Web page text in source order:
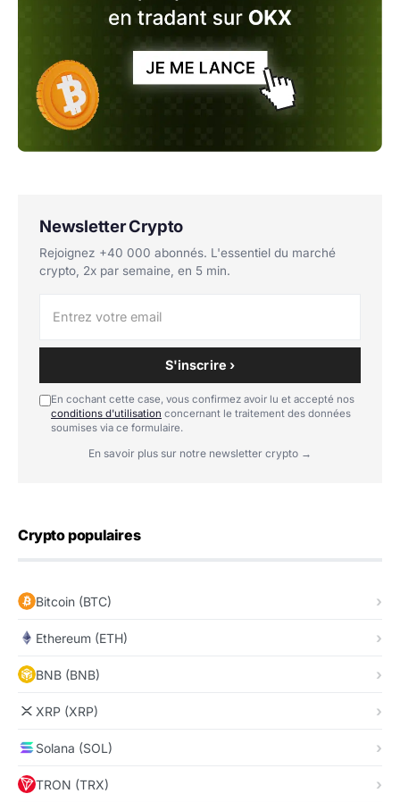
Newsletter Crypto
Rejoignez +40 000 abonnés. L'essentiel du marché
crypto, 2x par semaine, en 5 min.
S'inscrire ›
En cochant cette case, vous confirmez avoir lu et accepté nos
conditions d'utilisation concernant le traitement des données
soumises via ce formulaire.
En savoir plus sur notre newsletter crypto →
Crypto populaires
Bitcoin (BTC)
Ethereum (ETH)
BNB (BNB)
XRP (XRP)
Solana (SOL)
TRON (TRX)